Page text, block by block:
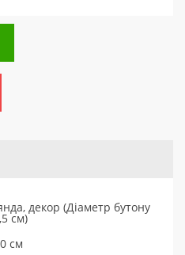
декор (Діаметр бутону
см)
см